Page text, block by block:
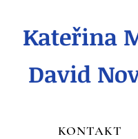
Kateřina
David
KONTAKT